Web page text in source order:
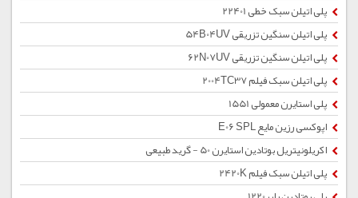
پلی اتیلن سبک خطی 22401
پلی اتیلن سنگین تزریقی 54B04UV
پلی اتیلن سنگین تزریقی 62N07UV
پلی اتیلن سبک فیلم 2004TC37
پلی استایرن معمولی 1551
اپوکسی رزین مایع E06 SPL
اکریلونیتریل بوتادین استایرن 50 - گرید طبیعی
پلی اتیلن سبک فیلم 2420K